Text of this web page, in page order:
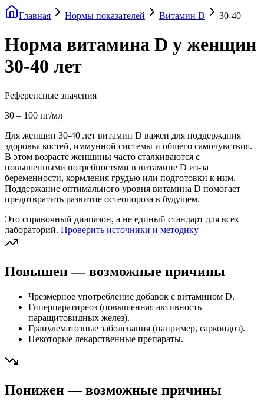
Главная Нормы показателей Витамин D 30-40
Норма витамина D у женщин
30-40 лет
Референсные значения
30 – 100 нг/мл
Для женщин 30-40 лет витамин D важен для поддержания
здоровья костей, иммунной системы и общего самочувствия.
В этом возрасте женщины часто сталкиваются с
повышенными потребностями в витамине D из-за
беременности, кормления грудью или подготовки к ним.
Поддержание оптимального уровня витамина D помогает
предотвратить развитие остеопороза в будущем.
Это справочный диапазон, а не единый стандарт для всех
лабораторий. Проверить источники и методику
Повышен — возможные причины
Чрезмерное употребление добавок с витамином D.
Гиперпаратиреоз (повышенная активность
паращитовидных желез).
Гранулематозные заболевания (например, саркоидоз).
Некоторые лекарственные препараты.
Понижен — возможные причины